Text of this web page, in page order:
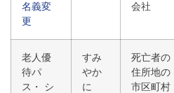
名義変
更
会社
老人優
待パ
ス・ シ
すみ
やか
に
死亡者の
住所地の
市区町村